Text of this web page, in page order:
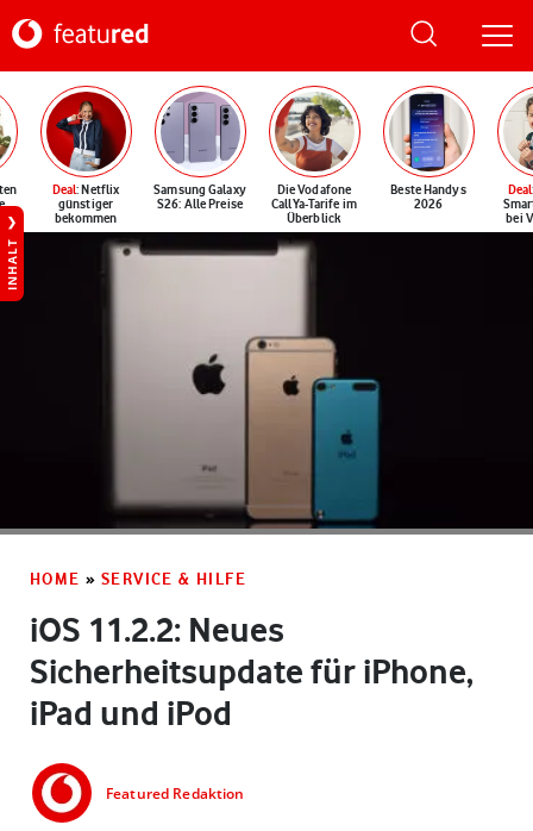
Deal: Netflix
günstiger
bekommen
Samsung Galaxy
S26: Alle Preise
Die Vodafone
CallYa-Tarife im
Überblick
Beste Handys
2026
Deal
bei
INHALT
HOME » SERVICE & HILFE
iOS 11.2.2: Neues
Sicherheitsupdate für iPhone,
iPad und iPod
Featured Redaktion